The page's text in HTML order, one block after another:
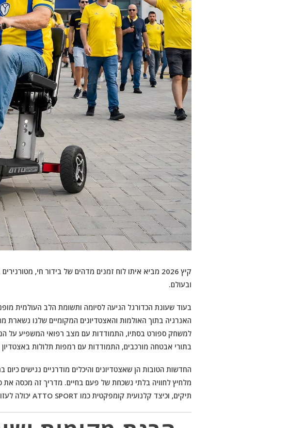
קיץ 2026 מביא איתו לוח זמנים מדהים של בידור חי,
ובעולם.
בעוד שעונת הכדורגל הגיעה לסיומה ותשומת הלב העולמית
האנרגיה בתוך האולמות והאצטדיונים המקומיים שלנו
למשחק ספורט בסתיו, התמודדות עם מצב רפואי המשפיע על
בתורי אבטחה מורכבים, התמודדות עם רמפות תלולות
החדשות הטובות הן שאצטדיונים והיכלים מודרניים נגישים
מלחיץ לחוויה בלתי נשכחת של פעם בחיים. מדריך זה מכסה את
תיקים, וכיצד קלנועית קומפקטית כמו ATTO SPORT יכולה לעזור לכם לנווט באירועים הגדולים ביותר בלוח השנה עם ביטחון מוחלט.